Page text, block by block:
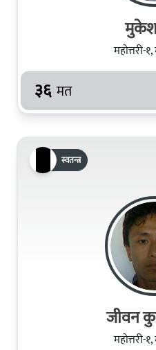
महोत्तरी-
३६ मत
स्वतन्त्र
जीवन
महोत्तरी-